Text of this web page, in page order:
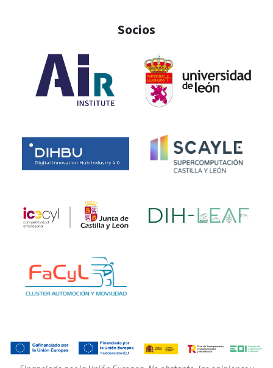
Socios